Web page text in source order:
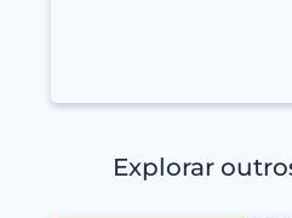
Explorar